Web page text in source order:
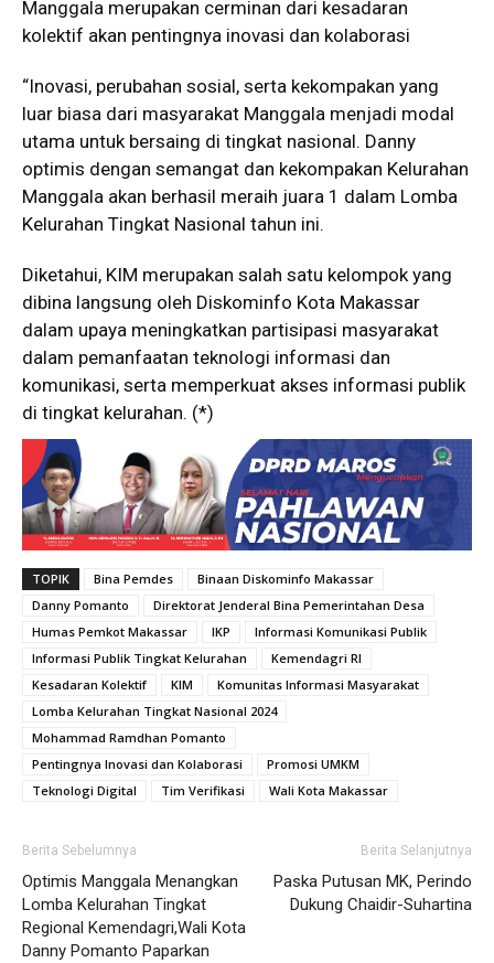
Manggala merupakan cerminan dari kesadaran
kolektif akan pentingnya inovasi dan kolaborasi
“Inovasi, perubahan sosial, serta kekompakan yang
luar biasa dari masyarakat Manggala menjadi modal
utama untuk bersaing di tingkat nasional. Danny
optimis dengan semangat dan kekompakan Kelurahan
Manggala akan berhasil meraih juara 1 dalam Lomba
Kelurahan Tingkat Nasional tahun ini.
Diketahui, KIM merupakan salah satu kelompok yang
dibina langsung oleh Diskominfo Kota Makassar
dalam upaya meningkatkan partisipasi masyarakat
dalam pemanfaatan teknologi informasi dan
komunikasi, serta memperkuat akses informasi publik
di tingkat kelurahan. (*)
TOPIK Bina Pemdes
Binaan Diskominfo Makassar
Danny Pomanto
Direktorat Jenderal Bina Pemerintahan Desa
Humas Pemkot Makassar
IKP
Informasi Komunikasi Publik
Informasi Publik Tingkat Kelurahan
Kemendagri RI
Kesadaran Kolektif
KIM
Komunitas Informasi Masyarakat
Lomba Kelurahan Tingkat Nasional 2024
Mohammad Ramdhan Pomanto
Pentingnya Inovasi dan Kolaborasi
Promosi UMKM
Teknologi Digital
Tim Verifikasi Wali Kota Makassar
Berita Sebelumnya
Optimis Manggala Menangkan
Lomba Kelurahan Tingkat
Regional Kemendagri,Wali Kota
Danny Pomanto Paparkan
Berita Selanjutnya
Paska Putusan MK, Perindo
Dukung Chaidir-Suhartina